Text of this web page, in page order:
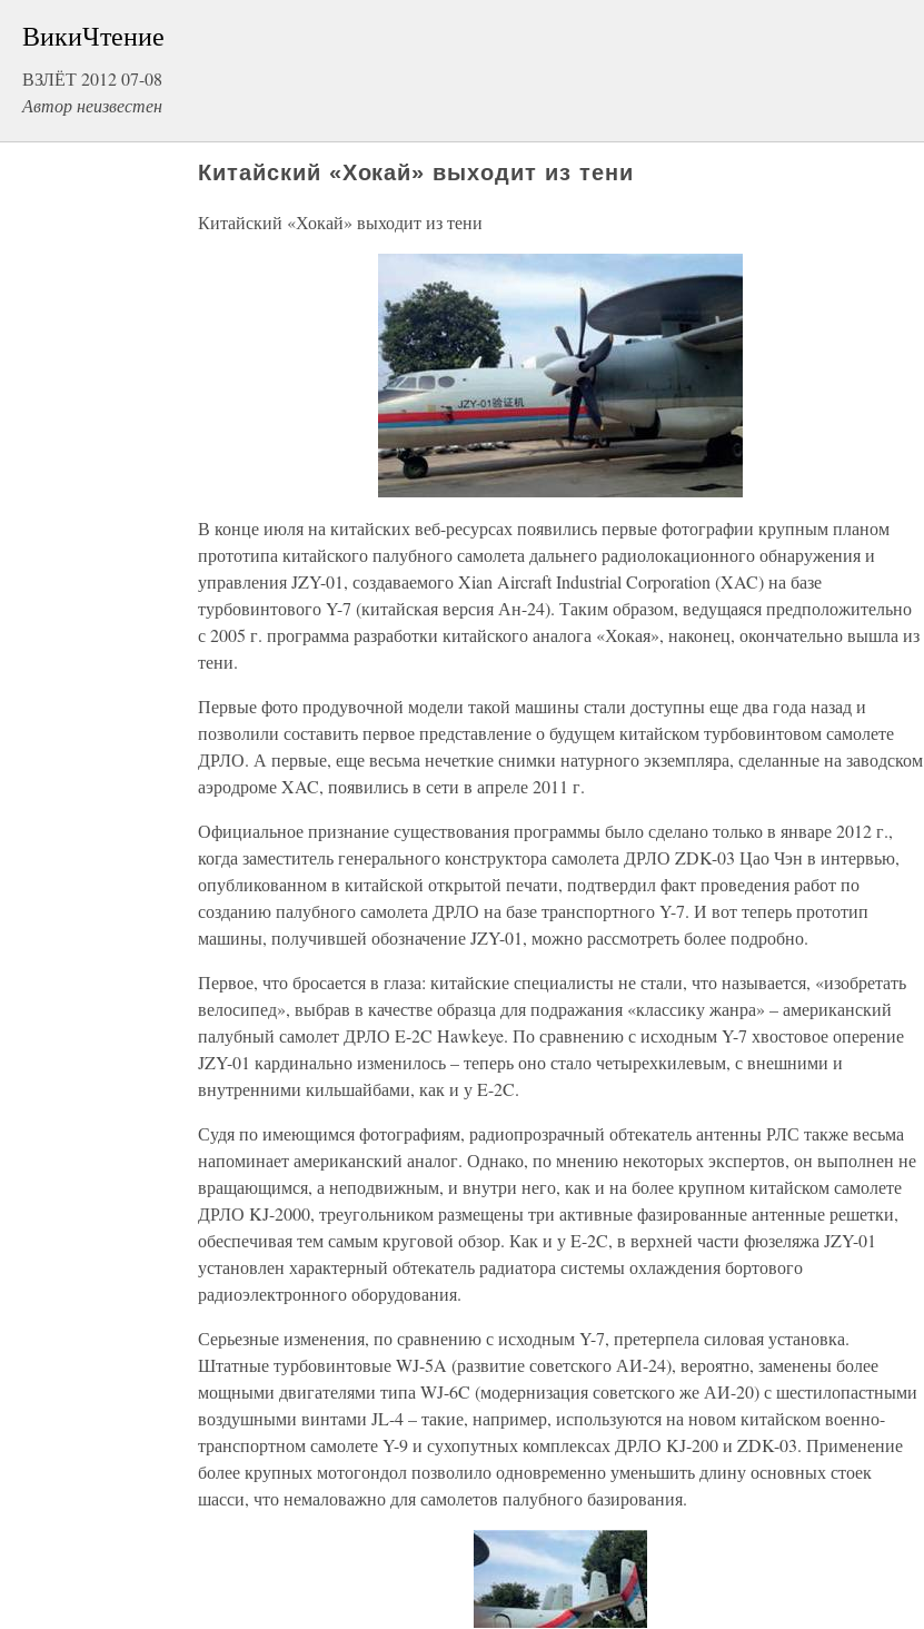
ВикиЧтение
ВЗЛЁТ 2012 07-08
Автор неизвестен
Китайский «Хокай» выходит из тени
Китайский «Хокай» выходит из тени
В конце июля на китайских веб-ресурсах появились первые фотографии крупным планом
прототипа китайского палубного самолета дальнего радиолокационного обнаружения и
управления JZY-01, создаваемого Xian Aircraft Industrial Corporation (XAC) на базе
турбовинтового Y-7 (китайская версия Ан-24). Таким образом, ведущаяся предположительно
с 2005 г. программа разработки китайского аналога «Хокая», наконец, окончательно вышла из
тени.
Первые фото продувочной модели такой машины стали доступны еще два года назад и
позволили составить первое представление о будущем китайском турбовинтовом самолете
ДРЛО. А первые, еще весьма нечеткие снимки натурного экземпляра, сделанные на заводском
аэродроме XAC, появились в сети в апреле 2011 г.
Официальное признание существования программы было сделано только в январе 2012 г.,
когда заместитель генерального конструктора самолета ДРЛО ZDK-03 Цао Чэн в интервью,
опубликованном в китайской открытой печати, подтвердил факт проведения работ по
созданию палубного самолета ДРЛО на базе транспортного Y-7. И вот теперь прототип
машины, получившей обозначение JZY-01, можно рассмотреть более подробно.
Первое, что бросается в глаза: китайские специалисты не стали, что называется, «изобретать
велосипед», выбрав в качестве образца для подражания «классику жанра» – американский
палубный самолет ДРЛО E-2C Hawkeye. По сравнению с исходным Y-7 хвостовое оперение
JZY-01 кардинально изменилось – теперь оно стало четырехкилевым, с внешними и
внутренними кильшайбами, как и у E-2C.
Судя по имеющимся фотографиям, радиопрозрачный обтекатель антенны РЛС также весьма
напоминает американский аналог. Однако, по мнению некоторых экспертов, он выполнен не
вращающимся, а неподвижным, и внутри него, как и на более крупном китайском самолете
ДРЛО KJ-2000, треугольником размещены три активные фазированные антенные решетки,
обеспечивая тем самым круговой обзор. Как и у E-2C, в верхней части фюзеляжа JZY-01
установлен характерный обтекатель радиатора системы охлаждения бортового
радиоэлектронного оборудования.
Серьезные изменения, по сравнению с исходным Y-7, претерпела силовая установка.
Штатные турбовинтовые WJ-5A (развитие советского АИ-24), вероятно, заменены более
мощными двигателями типа WJ-6C (модернизация советского же АИ-20) с шестилопастными
воздушными винтами JL-4 – такие, например, используются на новом китайском военно-
транспортном самолете Y-9 и сухопутных комплексах ДРЛО KJ-200 и ZDK-03. Применение
более крупных мотогондол позволило одновременно уменьшить длину основных стоек
шасси, что немаловажно для самолетов палубного базирования.